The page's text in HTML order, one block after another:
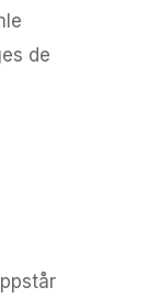
de